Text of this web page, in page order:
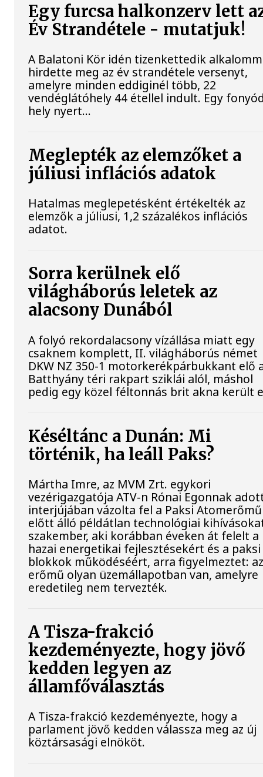
Egy furcsa halkonzerv lett
Év Strandétele - mutatjuk!
A Balatoni Kör idén tizenkettedik
hirdette meg az év strandétele versenyt,
amelyre minden eddiginél több, 22
vendéglátóhely 44 étellel indult. Egy
hely nyert...
Meglepték az elemzőket a
júliusi inflációs adatok
Hatalmas meglepetésként értékelték az
elemzők a júliusi, 1,2 százalékos inflációs
adatot.
Sorra kerülnek elő
világháborús leletek az
alacsony Dunából
A folyó rekordalacsony vízállása miatt egy
csaknem komplett, II. világháborús német
DKW NZ 350-1 motorkerékpárbukkant elő
Batthyány téri rakpart sziklái alól, máshol
pedig egy közel féltonnás brit akna került
Késéltánc a Dunán: Mi
történik, ha leáll Paks?
Mártha Imre, az MVM Zrt. egykori
vezérigazgatója ATV-n Rónai Egonnak
interjújában vázolta fel a Paksi Atomerőmű
előtt álló példátlan technológiai
szakember, aki korábban éveken át felelt a
hazai energetikai fejlesztésekért és a paksi
blokkok működéséért, arra figyelmeztet:
erőmű olyan üzemállapotban van, amelyre
eredetileg nem tervezték.
A Tisza-frakció
kezdeményezte, hogy jövő
kedden legyen az
államfőválasztás
A Tisza-frakció kezdeményezte, hogy a
parlament jövő kedden válassza meg az új
köztársasági elnököt.